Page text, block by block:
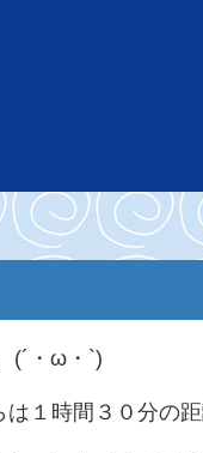
(´・ω・`)
１時間３０分の距